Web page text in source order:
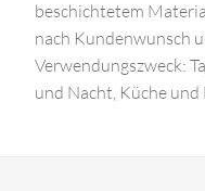
beschichtetem
nach Kundenwunsch
Verwendungszweck:
und Nacht, Küche und